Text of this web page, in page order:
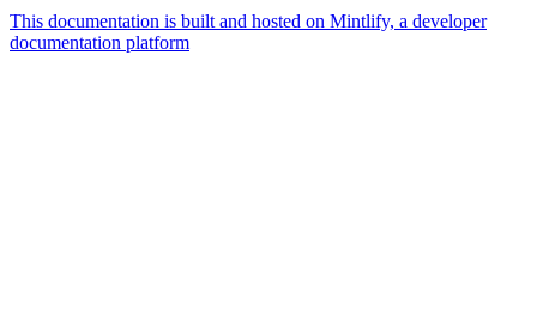
This documentation is built and hosted on Mintlify, a developer
documentation platform